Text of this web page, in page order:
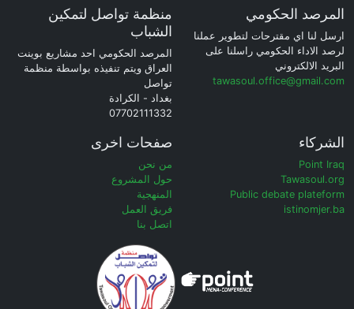
المرصد الحكومي
ارسل لنا اي مقترحات لتطوير عملنا
لرصد الاداء الحكومي راسلنا على
البريد الالكتروني
tawasoul.office@gmail.com
منظمة تواصل لتمكين
الشباب
المرصد الحكومي احد مشاريع بوينت
العراق ويتم تنفيذه بواسطة منظمة
تواصل
بغداد - الكرادة
07702111332
الشركاء
Point Iraq
Tawasoul.org
Public debate plateform
istinomjer.ba
صفحات اخرى
من نحن
حول المشروع
المنهجية
فريق العمل
اتصل بنا